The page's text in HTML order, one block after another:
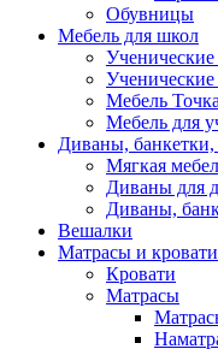
Обувницы
Мебель для школ
Ученические
Мебель
Мебель для
Диваны, банкетки,
Мягкая
Диваны для
Диваны,
Вешалки
Матрасы и кровати
Кровати
Матрасы